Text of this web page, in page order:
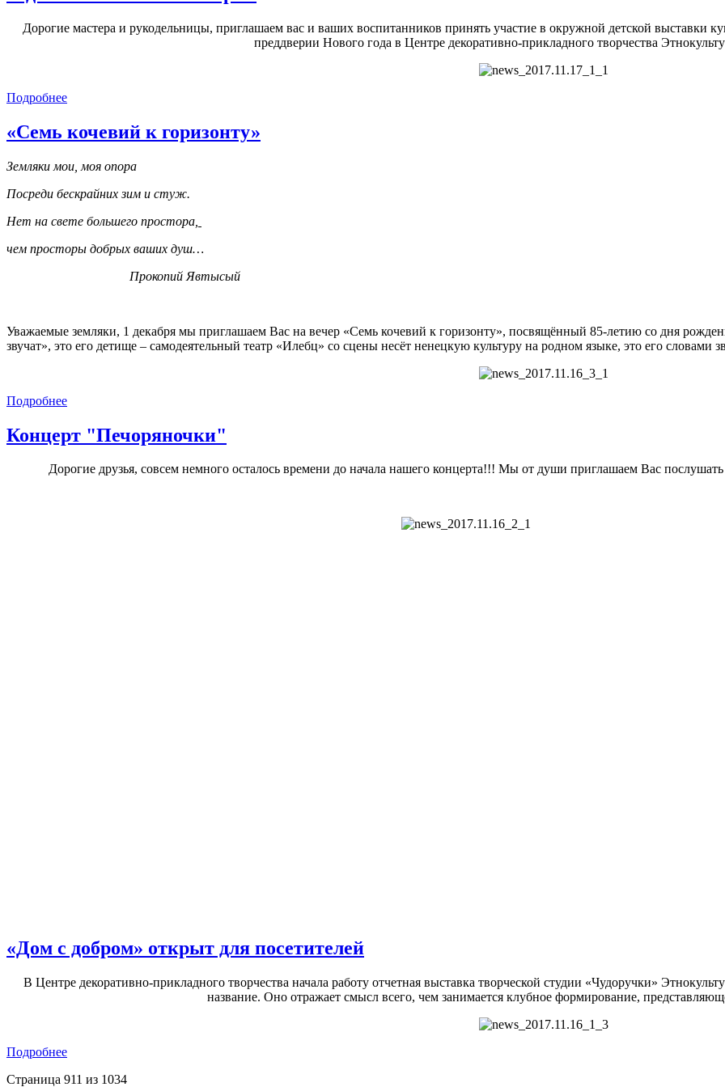
Дорогие мастера и рукодельницы, приглашаем вас и ваших воспитанников принять участие в окружной детской выставки
преддверии Нового года в Центре декоративно-прикладного творчества
Подробнее
«Семь кочевий к горизонту»
Земляки мои, моя опора
Посреди бескрайних зим и стуж.
Нет на свете большего простора,
чем просторы добрых ваших душ…
Прокопий Явтысый
Уважаемые земляки, 1 декабря мы приглашаем Вас на вечер «Семь кочевий к горизонту», посвящённый 85-летию со дня
звучат», это его детище – самодеятельный театр «Илебц» со сцены несёт ненецкую культуру на родном языке, это его словами
Подробнее
Концерт "Печоряночки"
Дорогие друзья, совсем немного осталось времени до начала нашего концерта!!! Мы от души приглашаем Вас
«Дом с добром» открыт для посетителей
В Центре декоративно-прикладного творчества начала работу отчетная выставка творческой студии «Чудоручки»
название. Оно отражает смысл всего, чем занимается клубное формирование,
Подробнее
Страница 911 из 1034